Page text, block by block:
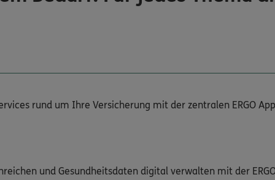
rund um Ihre Versicherung mit der zentralen ERGO
und Gesundheitsdaten digital verwalten mit der